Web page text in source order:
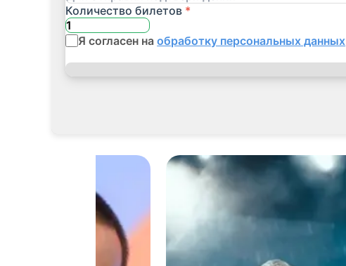
Количество билетов *
Я согласен на обработку персональных данных